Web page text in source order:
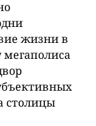
жизни в
мегаполиса
столицы